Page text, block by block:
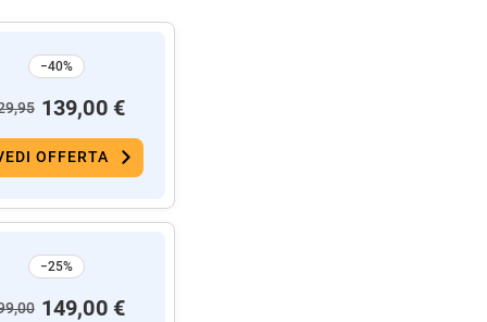
−40%
139,00 €
OFFERTA
−25%
149,00 €